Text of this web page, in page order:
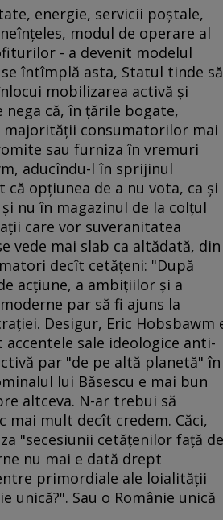
energie, servicii poştale,
modul de operare al
- a devenit modelul
întîmplă asta, Statul tinde să
mobilizarea activă şi
că, în ţările bogate,
majorităţii consumatorilor mai
sau furniza în vremuri
aducîndu-l în sprijinul
opţiunea de a nu vota, ca şi
nu în magazinul de la colţul
care vor suveranitatea
vede mai slab ca altădată, din
decît cetăţeni: "După
acţiune, a ambiţiilor şi a
par să fi ajuns la
Desigur, Eric Hobsbawm
sale ideologice anti-
par "de pe altă planetă" în
lui Băsescu e mai bun
altceva. N-ar trebui să
mai mult decît credem. Căci,
"secesiunii cetăţenilor faţă de
nu mai e dată drept
primordiale ale loialităţii
unică?". Sau o Românie unică